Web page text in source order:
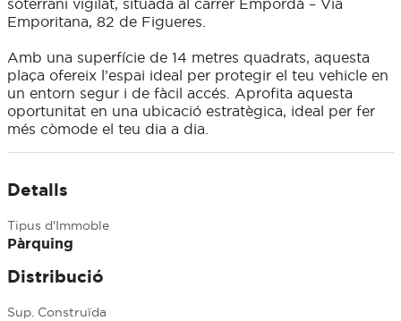
soterrani vigilat, situada al carrer Empordà – Via
Emporitana, 82 de Figueres.
Amb una superfície de 14 metres quadrats, aquesta
plaça ofereix l’espai ideal per protegir el teu vehicle en
un entorn segur i de fàcil accés. Aprofita aquesta
oportunitat en una ubicació estratègica, ideal per fer
més còmode el teu dia a dia.
Detalls
Tipus d'Immoble
Pàrquing
Distribució
Sup. Construïda